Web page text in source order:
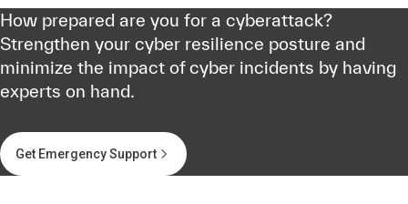
How prepared are you for a cyberattack?
Strengthen your cyber resilience posture and
minimize the impact of cyber incidents by having
experts on hand.
Get Emergency Support